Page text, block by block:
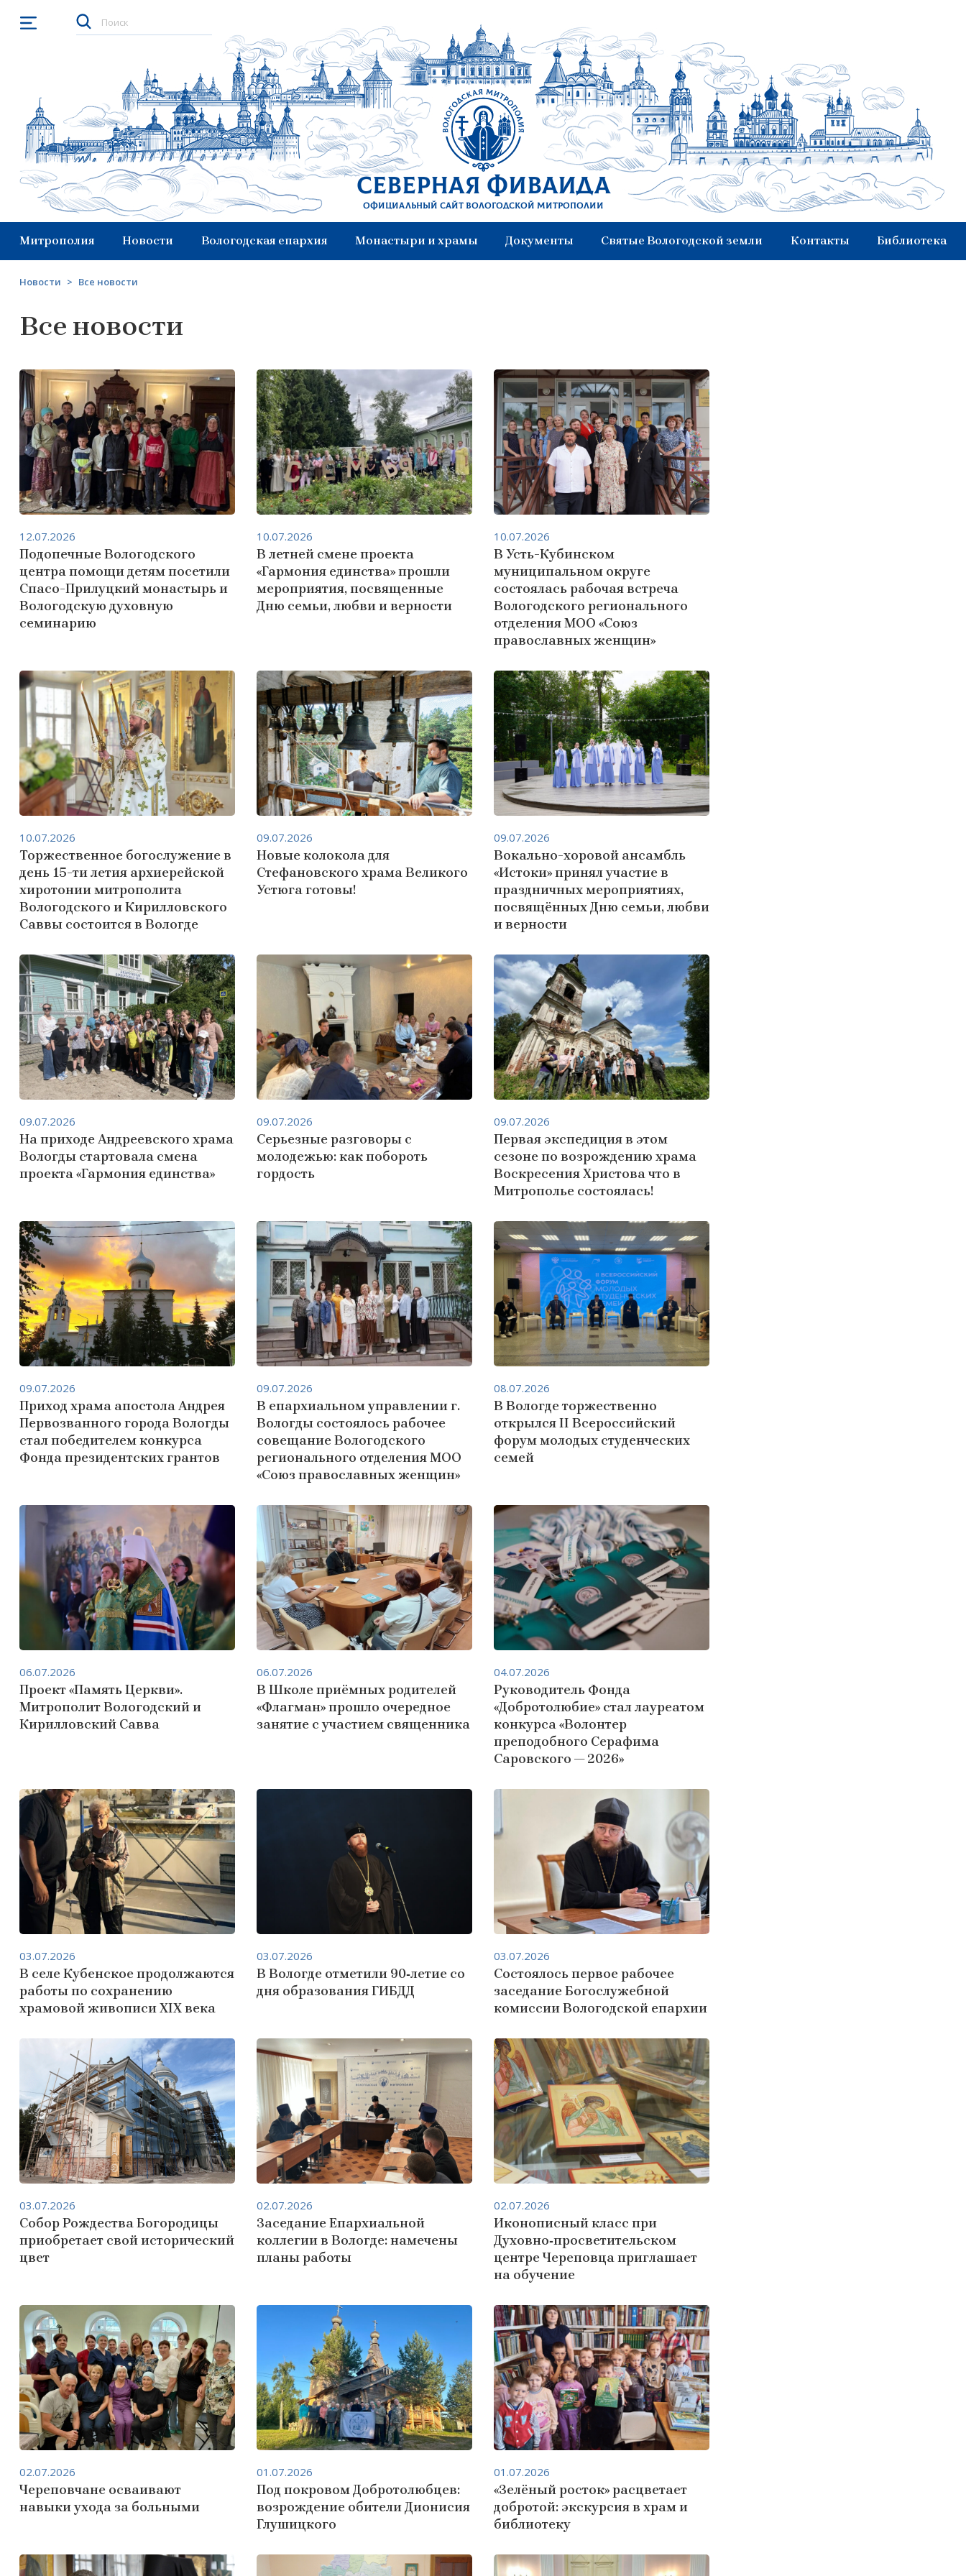
Открыть меню
Северная Фиваида
Официальный сайт Вологодской митрополии
Митрополия Новости Вологодская епархия Монастыри и храмы Документы Святые Вологодской земли Контакты Библиотека
Новости > Все новости
Все новости
Подопечные Вологодского
центра помощи детям посетили
Спасо-Прилуцкий монастырь и
Вологодскую духовную
семинарию
12.07.2026
В летней смене проекта
«Гармония единства» прошли
мероприятия, посвященные
Дню семьи, любви и верности
10.07.2026
В Усть-Кубинском
муниципальном округе
состоялась рабочая встреча
Вологодского регионального
отделения МОО «Союз
православных женщин»
10.07.2026
Торжественное богослужение в
день 15-ти летия архиерейской
хиротонии митрополита
Вологодского и Кирилловского
Саввы состоится в Вологде
10.07.2026
Новые колокола для
Стефановского храма Великого
Устюга готовы!
09.07.2026
Вокально-хоровой ансамбль
«Истоки» принял участие в
праздничных мероприятиях,
посвящённых Дню семьи, любви
и верности
09.07.2026
На приходе Андреевского храма
Вологды стартовала смена
проекта «Гармония единства»
09.07.2026
Серьезные разговоры с
молодежью: как побороть
гордость
09.07.2026
Первая экспедиция в этом
сезоне по возрождению храма
Воскресения Христова что в
Митрополье состоялась!
09.07.2026
Приход храма апостола Андрея
Первозванного города Вологды
стал победителем конкурса
Фонда президентских грантов
09.07.2026
В епархиальном управлении г.
Вологды состоялось рабочее
совещание Вологодского
регионального отделения МОО
«Союз православных женщин»
09.07.2026
В Вологде торжественно
открылся II Всероссийский
форум молодых студенческих
семей
08.07.2026
Проект «Память Церкви».
Митрополит Вологодский и
Кирилловский Савва
06.07.2026
В Школе приёмных родителей
«Флагман» прошло очередное
занятие с участием священника
06.07.2026
Руководитель Фонда
«Добротолюбие» стал лауреатом
конкурса «Волонтер
преподобного Серафима
Саровского — 2026»
04.07.2026
В селе Кубенское продолжаются
работы по сохранению
храмовой живописи XIX века
03.07.2026
В Вологде отметили 90‑летие со
дня образования ГИБДД
03.07.2026
Состоялось первое рабочее
заседание Богослужебной
комиссии Вологодской епархии
03.07.2026
Собор Рождества Богородицы
приобретает свой исторический
цвет
03.07.2026
Заседание Епархиальной
коллегии в Вологде: намечены
планы работы
02.07.2026
Иконописный класс при
Духовно‑просветительском
центре Череповца приглашает
на обучение
02.07.2026
Череповчане осваивают
навыки ухода за больными
02.07.2026
Под покровом Добротолюбцев:
возрождение обители Дионисия
Глушицкого
01.07.2026
«Зелёный росток» расцветает
добротой: экскурсия в храм и
библиотеку
01.07.2026